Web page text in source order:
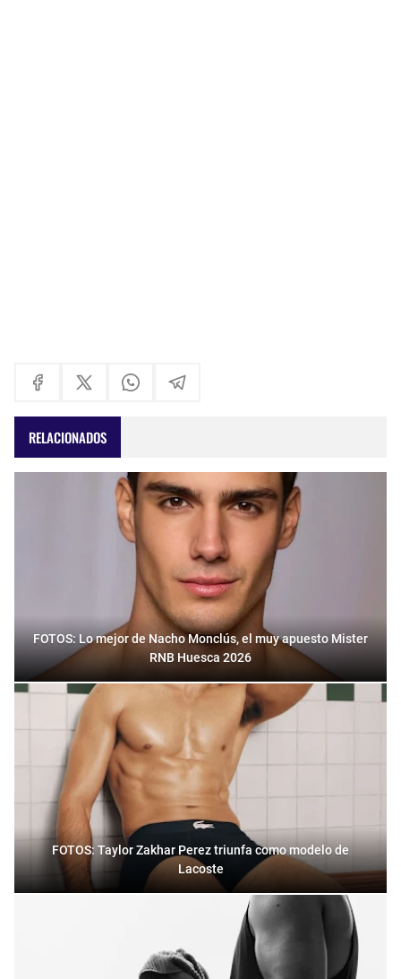
RELACIONADOS
FOTOS: Lo mejor de Nacho Monclús, el muy apuesto Mister
RNB Huesca 2026
FOTOS: Taylor Zakhar Perez triunfa como modelo de
Lacoste